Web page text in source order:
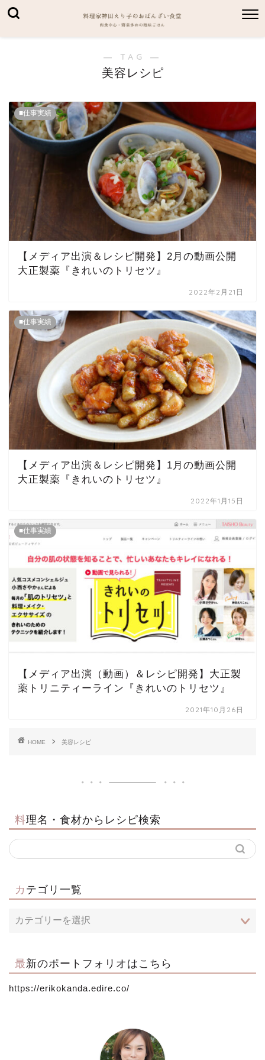
― TAG ―
美容レシピ
■仕事実績
【メディア出演＆レシピ開発】2月の動画公開
大正製薬『きれいのトリセツ』
2022年2月21日
■仕事実績
【メディア出演＆レシピ開発】1月の動画公開
大正製薬『きれいのトリセツ』
2022年1月15日
■仕事実績
【メディア出演（動画）＆レシピ開発】大正製
薬トリニティーライン『きれいのトリセツ』
2021年10月26日
HOME 美容レシピ
料理名・食材からレシピ検索
カテゴリ一覧
最新のポートフォリオはこちら
https://erikokanda.edire.co/